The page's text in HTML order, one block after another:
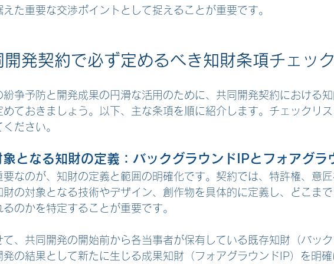
えた重要な交渉ポイントとして捉えることが重要です。
開発契約で必ず定めるべき知財条項チェッ
紛争予防と開発成果の円滑な活用のために、共同開発契約における
めておきましょう。以下、主な条項を順に紹介します。チェックリ
ださい。
となる知財の定義：バックグラウンドIPとフォアグラ
要なのが、知財の定義と範囲の明確化です。契約では、特許権、意
財の対象となる技術やデザイン、創作物を具体的に定義し、どこま
るのかを特定することが重要です。
て、共同開発の開始前から各当事者が保有している既存知財（バッ
発の結果として新たに生じる成果知財（フォアグラウンドIP）を明